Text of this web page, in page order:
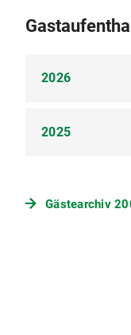
2026
Alexander
2025
Gästearchiv